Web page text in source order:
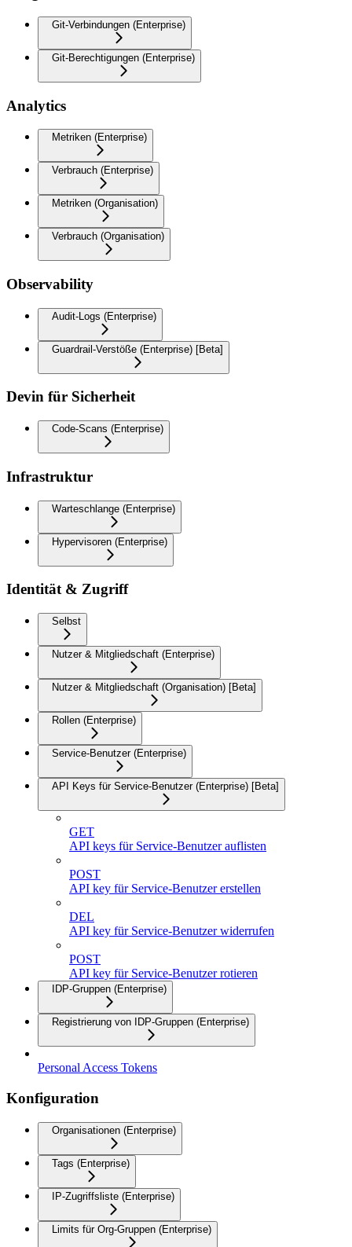
Git-Verbindungen (Enterprise)
Git-Berechtigungen (Enterprise)
Analytics
Metriken (Enterprise)
Verbrauch (Enterprise)
Metriken (Organisation)
Verbrauch (Organisation)
Observability
Audit-Logs (Enterprise)
Guardrail-Verstöße (Enterprise) [Beta]
Devin für Sicherheit
Code-Scans (Enterprise)
Infrastruktur
Warteschlange (Enterprise)
Hypervisoren (Enterprise)
Identität & Zugriff
Selbst
Nutzer & Mitgliedschaft (Enterprise)
Nutzer & Mitgliedschaft (Organisation) [Beta]
Rollen (Enterprise)
Service-Benutzer (Enterprise)
API Keys für Service-Benutzer (Enterprise) [Beta]
GET
API keys für Service-Benutzer auflisten
POST
API key für Service-Benutzer erstellen
DEL
API key für Service-Benutzer widerrufen
POST
API key für Service-Benutzer rotieren
IDP-Gruppen (Enterprise)
Registrierung von IDP-Gruppen (Enterprise)
Personal Access Tokens
Konfiguration
Organisationen (Enterprise)
Tags (Enterprise)
IP-Zugriffsliste (Enterprise)
Limits für Org-Gruppen (Enterprise)